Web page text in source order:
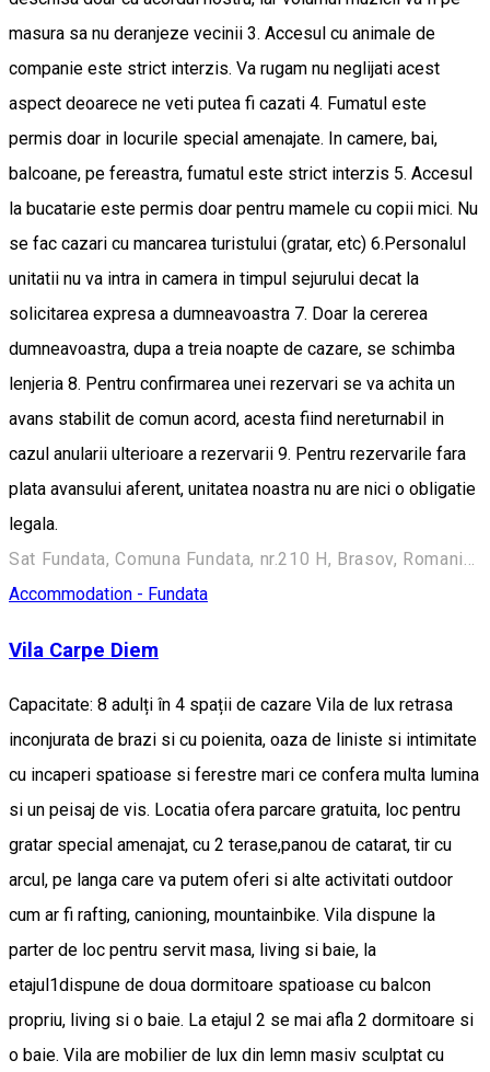
masura sa nu deranjeze vecinii 3. Accesul cu animale de
companie este strict interzis. Va rugam nu neglijati acest
aspect deoarece ne veti putea fi cazati 4. Fumatul este
permis doar in locurile special amenajate. In camere, bai,
balcoane, pe fereastra, fumatul este strict interzis 5. Accesul
la bucatarie este permis doar pentru mamele cu copii mici. Nu
se fac cazari cu mancarea turistului (gratar, etc) 6.Personalul
unitatii nu va intra in camera in timpul sejurului decat la
solicitarea expresa a dumneavoastra 7. Doar la cererea
dumneavoastra, dupa a treia noapte de cazare, se schimba
lenjeria 8. Pentru confirmarea unei rezervari se va achita un
avans stabilit de comun acord, acesta fiind nereturnabil in
cazul anularii ulterioare a rezervarii 9. Pentru rezervarile fara
plata avansului aferent, unitatea noastra nu are nici o obligatie
legala.
Sat Fundata, Comuna Fundata, nr.210 H, Brasov, Romania, 507070
Accommodation - Fundata
Vila Carpe Diem
Capacitate: 8 adulți în 4 spații de cazare Vila de lux retrasa
inconjurata de brazi si cu poienita, oaza de liniste si intimitate
cu incaperi spatioase si ferestre mari ce confera multa lumina
si un peisaj de vis. Locatia ofera parcare gratuita, loc pentru
gratar special amenajat, cu 2 terase,panou de catarat, tir cu
arcul, pe langa care va putem oferi si alte activitati outdoor
cum ar fi rafting, canioning, mountainbike. Vila dispune la
parter de loc pentru servit masa, living si baie, la
etajul1dispune de doua dormitoare spatioase cu balcon
propriu, living si o baie. La etajul 2 se mai afla 2 dormitoare si
o baie. Vila are mobilier de lux din lemn masiv sculptat cu